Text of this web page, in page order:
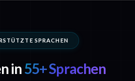
SPRACHEN
in55+ Sprachen